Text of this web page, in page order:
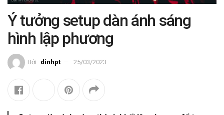
Ý tưởng setup dàn ánh sáng
hình lập phương
Bởi dinhpt 25/03/2023